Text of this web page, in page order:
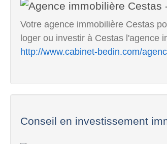
Votre agence immobilière Cestas
loger ou investir à Cestas l'agence
http://www.cabinet-bedin.com/
Conseil en investissement